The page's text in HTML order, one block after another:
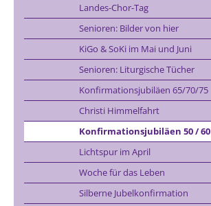
Landes-Chor-Tag
Senioren: Bilder von hier
KiGo & SoKi im Mai und Juni
Senioren: Liturgische Tücher
Konfirmationsjubiläen 65/70/75
Christi Himmelfahrt
Konfirmationsjubiläen 50 / 60
Lichtspur im April
Woche für das Leben
Silberne Jubelkonfirmation